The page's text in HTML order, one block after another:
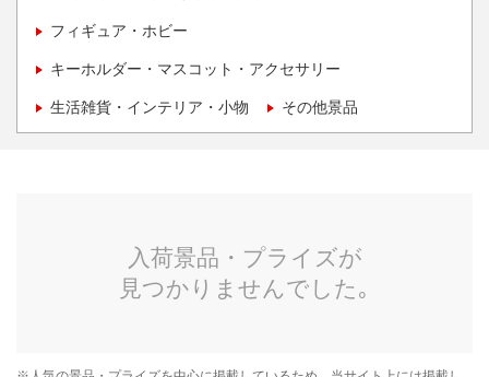
フィギュア・ホビー
キーホルダー・マスコット・アクセサリー
生活雑貨・インテリア・小物 その他景品